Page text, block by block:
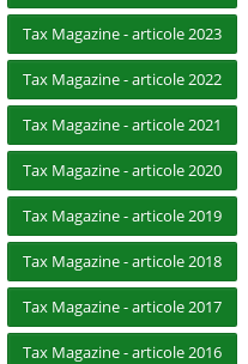
Tax Magazine - articole 2023
Tax Magazine - articole 2022
Tax Magazine - articole 2021
Tax Magazine - articole 2020
Tax Magazine - articole 2019
Tax Magazine - articole 2018
Tax Magazine - articole 2017
Tax Magazine - articole 2016